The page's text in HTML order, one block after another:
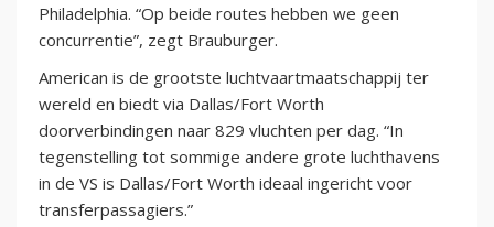
Philadelphia. “Op beide routes hebben we geen
concurrentie”, zegt Brauburger.
American is de grootste luchtvaartmaatschappij ter
wereld en biedt via Dallas/Fort Worth
doorverbindingen naar 829 vluchten per dag. “In
tegenstelling tot sommige andere grote luchthavens
in de VS is Dallas/Fort Worth ideaal ingericht voor
transferpassagiers.”